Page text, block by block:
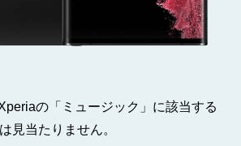
の「ミュージック」に該当する
見当たりません。